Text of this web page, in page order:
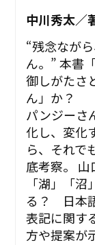
中川秀太／
“残念なが
ん。” ――本
御しがたさ
ん」か？
パンジーさ
化し、変化
ら、それで
底考察。 山
「湖」「
る？ 日本
表記に関す
方や提案が